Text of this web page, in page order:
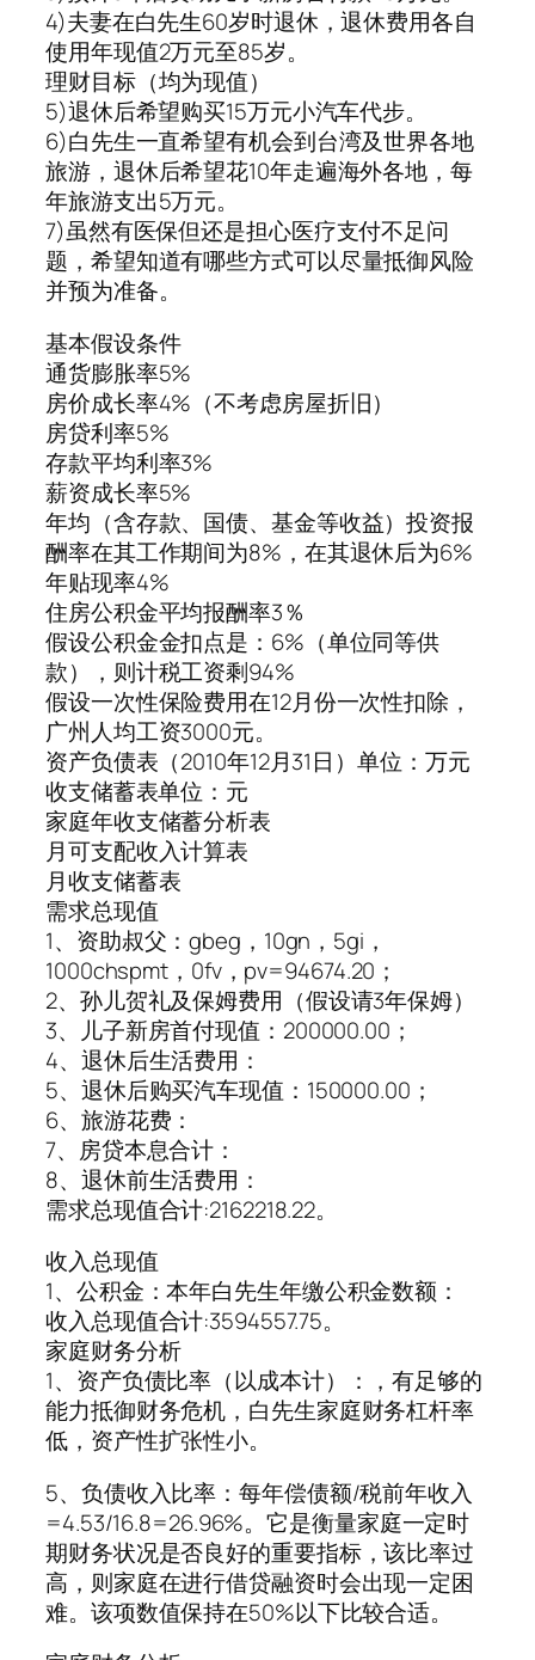
4)夫妻在白先生60岁时退休，退休费用各自
使用年现值2万元至85岁。
理财目标（均为现值）
5)退休后希望购买15万元小汽车代步。
6)白先生一直希望有机会到台湾及世界各地
旅游，退休后希望花10年走遍海外各地，每
年旅游支出5万元。
7)虽然有医保但还是担心医疗支付不足问
题，希望知道有哪些方式可以尽量抵御风险
并预为准备。
基本假设条件
通货膨胀率5%
房价成长率4%（不考虑房屋折旧）
房贷利率5%
存款平均利率3%
薪资成长率5%
年均（含存款、国债、基金等收益）投资报
酬率在其工作期间为8%，在其退休后为6%
年贴现率4%
住房公积金平均报酬率3％
假设公积金金扣点是：6%（单位同等供
款），则计税工资剩94%
假设一次性保险费用在12月份一次性扣除，
广州人均工资3000元。
资产负债表 （2010年12月31日）单位：万元
收支储蓄表 单位：元
家庭年收支储蓄分析表
月可支配收入计算表
月收支储蓄表
需求总现值
1、资助叔父：gbeg，10gn，5gi，
1000chspmt，0fv，pv=94674.20；
2、孙儿贺礼及保姆费用（假设请3年保姆）
3、儿子新房首付现值：200000.00；
4、退休后生活费用：
5、退休后购买汽车现值：150000.00；
6、旅游花费：
7、房贷本息合计：
8、退休前生活费用：
需求总现值合计:2162218.22。
收入总现值
1、公积金：本年白先生年缴公积金数额：
收入总现值合计:3594557.75。
家庭财务分析
1、资产负债比率（以成本计）：，有足够的
能力抵御财务危机，白先生家庭财务杠杆率
低，资产性扩张性小。
5、负债收入比率：每年偿债额/税前年收入
=4.53/16.8=26.96%。它是衡量家庭一定时
期财务状况是否良好的重要指标，该比率过
高，则家庭在进行借贷融资时会出现一定困
难。该项数值保持在50%以下比较合适。